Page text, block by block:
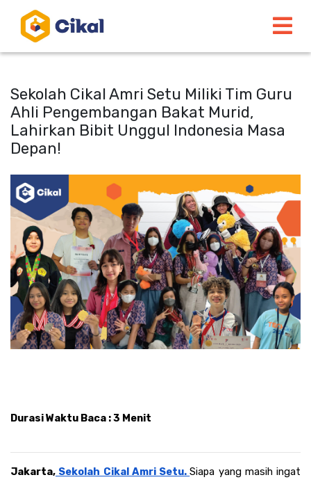
Sekolah Cikal Amri Setu Miliki Tim Guru
Ahli Pengembangan Bakat Murid,
Lahirkan Bibit Unggul Indonesia Masa
Depan!
Durasi Waktu Baca : 3 Menit
Jakarta, Sekolah Cikal Amri Setu. Siapa yang masih ingat